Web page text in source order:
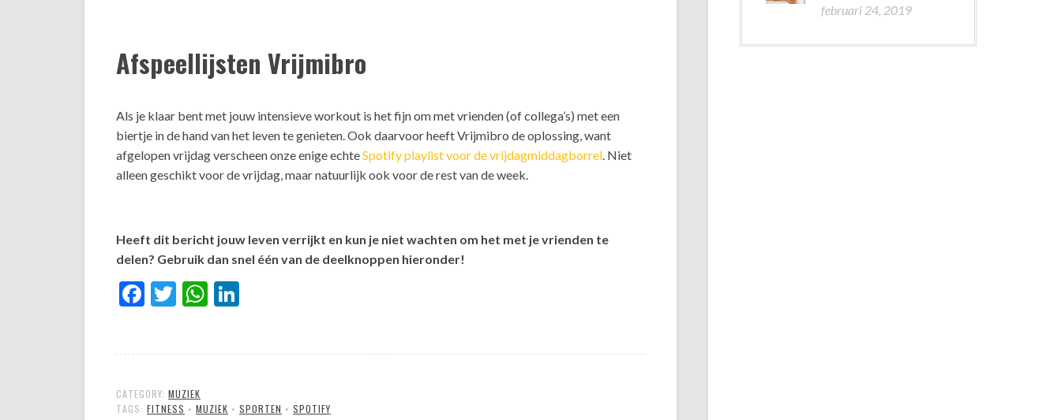
Afspeellijsten Vrijmibro
Als je klaar bent met jouw intensieve workout is het fijn om met vrienden (of collega’s) met een
biertje in de hand van het leven te genieten. Ook daarvoor heeft Vrijmibro de oplossing, want
afgelopen vrijdag verscheen onze enige echteSpotify playlist voor de vrijdagmiddagborrel. Niet
alleen geschikt voor de vrijdag, maar natuurlijk ook voor de rest van de week.
Heeft dit bericht jouw leven verrijkt en kun je niet wachten om het met je vrienden te
delen? Gebruik dan snel één van de deelknoppen hieronder!
Facebook
TwitterWhatsApp
CATEGORY: MUZIEK
TAGS: FITNESS • MUZIEK • SPORTEN • SPOTIFY
februari 24, 2019